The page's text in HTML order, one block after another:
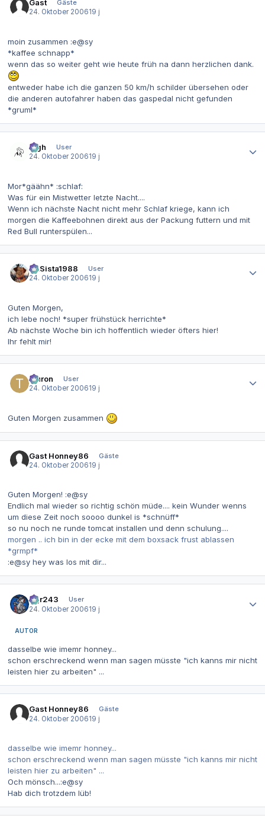
Gast
Gäste
24. Oktober 200619 j
moin zusammen :e@sy
*kaffee schnapp*
wenn das so weiter geht wie heute früh na dann herzlichen dank.
entweder habe ich die ganzen 50 km/h schilder übersehen oder
die anderen autofahrer haben das gaspedal nicht gefunden
*gruml*
ingh
User
24. Oktober 200619 j
Mor*gäähn* :schlaf:
Was für ein Mistwetter letzte Nacht....
Wenn ich nächste Nacht nicht mehr Schlaf kriege, kann ich
morgen die Kaffeebohnen direkt aus der Packung futtern und mit
Red Bull runterspülen...
LiLSista1988
User
24. Oktober 200619 j
Guten Morgen,
ich lebe noch! *super frühstück herrichte*
Ab nächste Woche bin ich hoffentlich wieder öfters hier!
Ihr fehlt mir!
tauron
User
24. Oktober 200619 j
Guten Morgen zusammen
Gast Honney86
Gäste
24. Oktober 200619 j
Guten Morgen! :e@sy
Endlich mal wieder so richtig schön müde.... kein Wunder wenns
um diese Zeit noch soooo dunkel is *schnüff*
so nu noch ne runde tomcat installen und denn schulung....
morgen .. ich bin in der ecke mit dem boxsack frust ablassen
*grmpf*
:e@sy hey was los mit dir...
dgr243
User
24. Oktober 200619 j
AUTOR
dasselbe wie imemr honney...
schon erschreckend wenn man sagen müsste "ich kanns mir nicht
leisten hier zu arbeiten" ...
Gast Honney86
Gäste
24. Oktober 200619 j
dasselbe wie imemr honney...
schon erschreckend wenn man sagen müsste "ich kanns mir nicht
leisten hier zu arbeiten" ...
Och mönsch...:e@sy
Hab dich trotzdem lüb!